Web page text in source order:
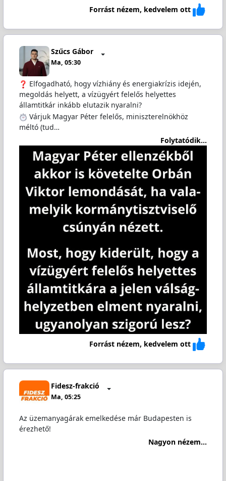
Forrást nézem, kedvelem ott
Szűcs Gábor
Ma, 05:30
Elfogadható, hogy vízhiány és energiakrízis idején,
megoldás helyett, a vízügyért felelős helyettes
államtitkár inkább elutazik nyaralni?
️ Várjuk Magyar Péter felelős, miniszterelnökhöz
méltó (tud…
Folytatódik...
Forrást nézem, kedvelem ott
Fidesz-frakció
Ma, 05:25
Az üzemanyagárak emelkedése már Budapesten is
érezhető!
Nagyon nézem...